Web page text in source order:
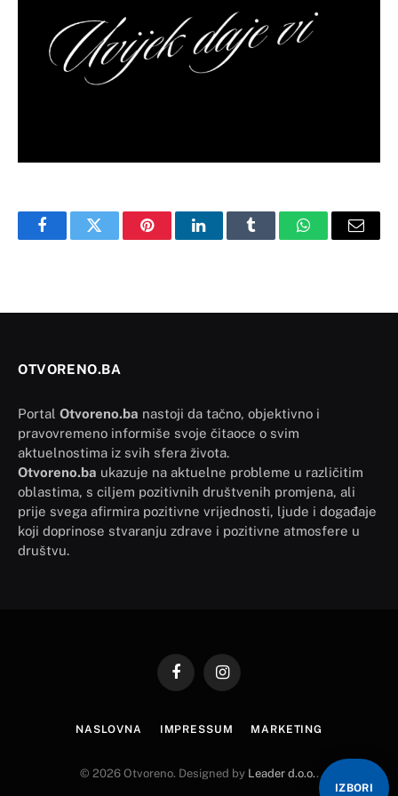
FacebookTwitter PinterestLinkedInTumblr WhatsAppEmail
OTVORENO.BA
Portal Otvoreno.ba nastoji da tačno, objektivno i
pravovremeno informiše svoje čitaoce o svim
aktuelnostima iz svih sfera života.
Otvoreno.ba ukazuje na aktuelne probleme u različitim
oblastima, s ciljem pozitivnih društvenih promjena, ali
prije svega afirmira pozitivne vrijednosti, ljude i događaje
koji doprinose stvaranju zdrave i pozitivne atmosfere u
društvu.
FacebookInstagram
NASLOVNA IMPRESSUM MARKETING
© 2026 Otvoreno. Designed by Leader d.o.o. .
IZBORI